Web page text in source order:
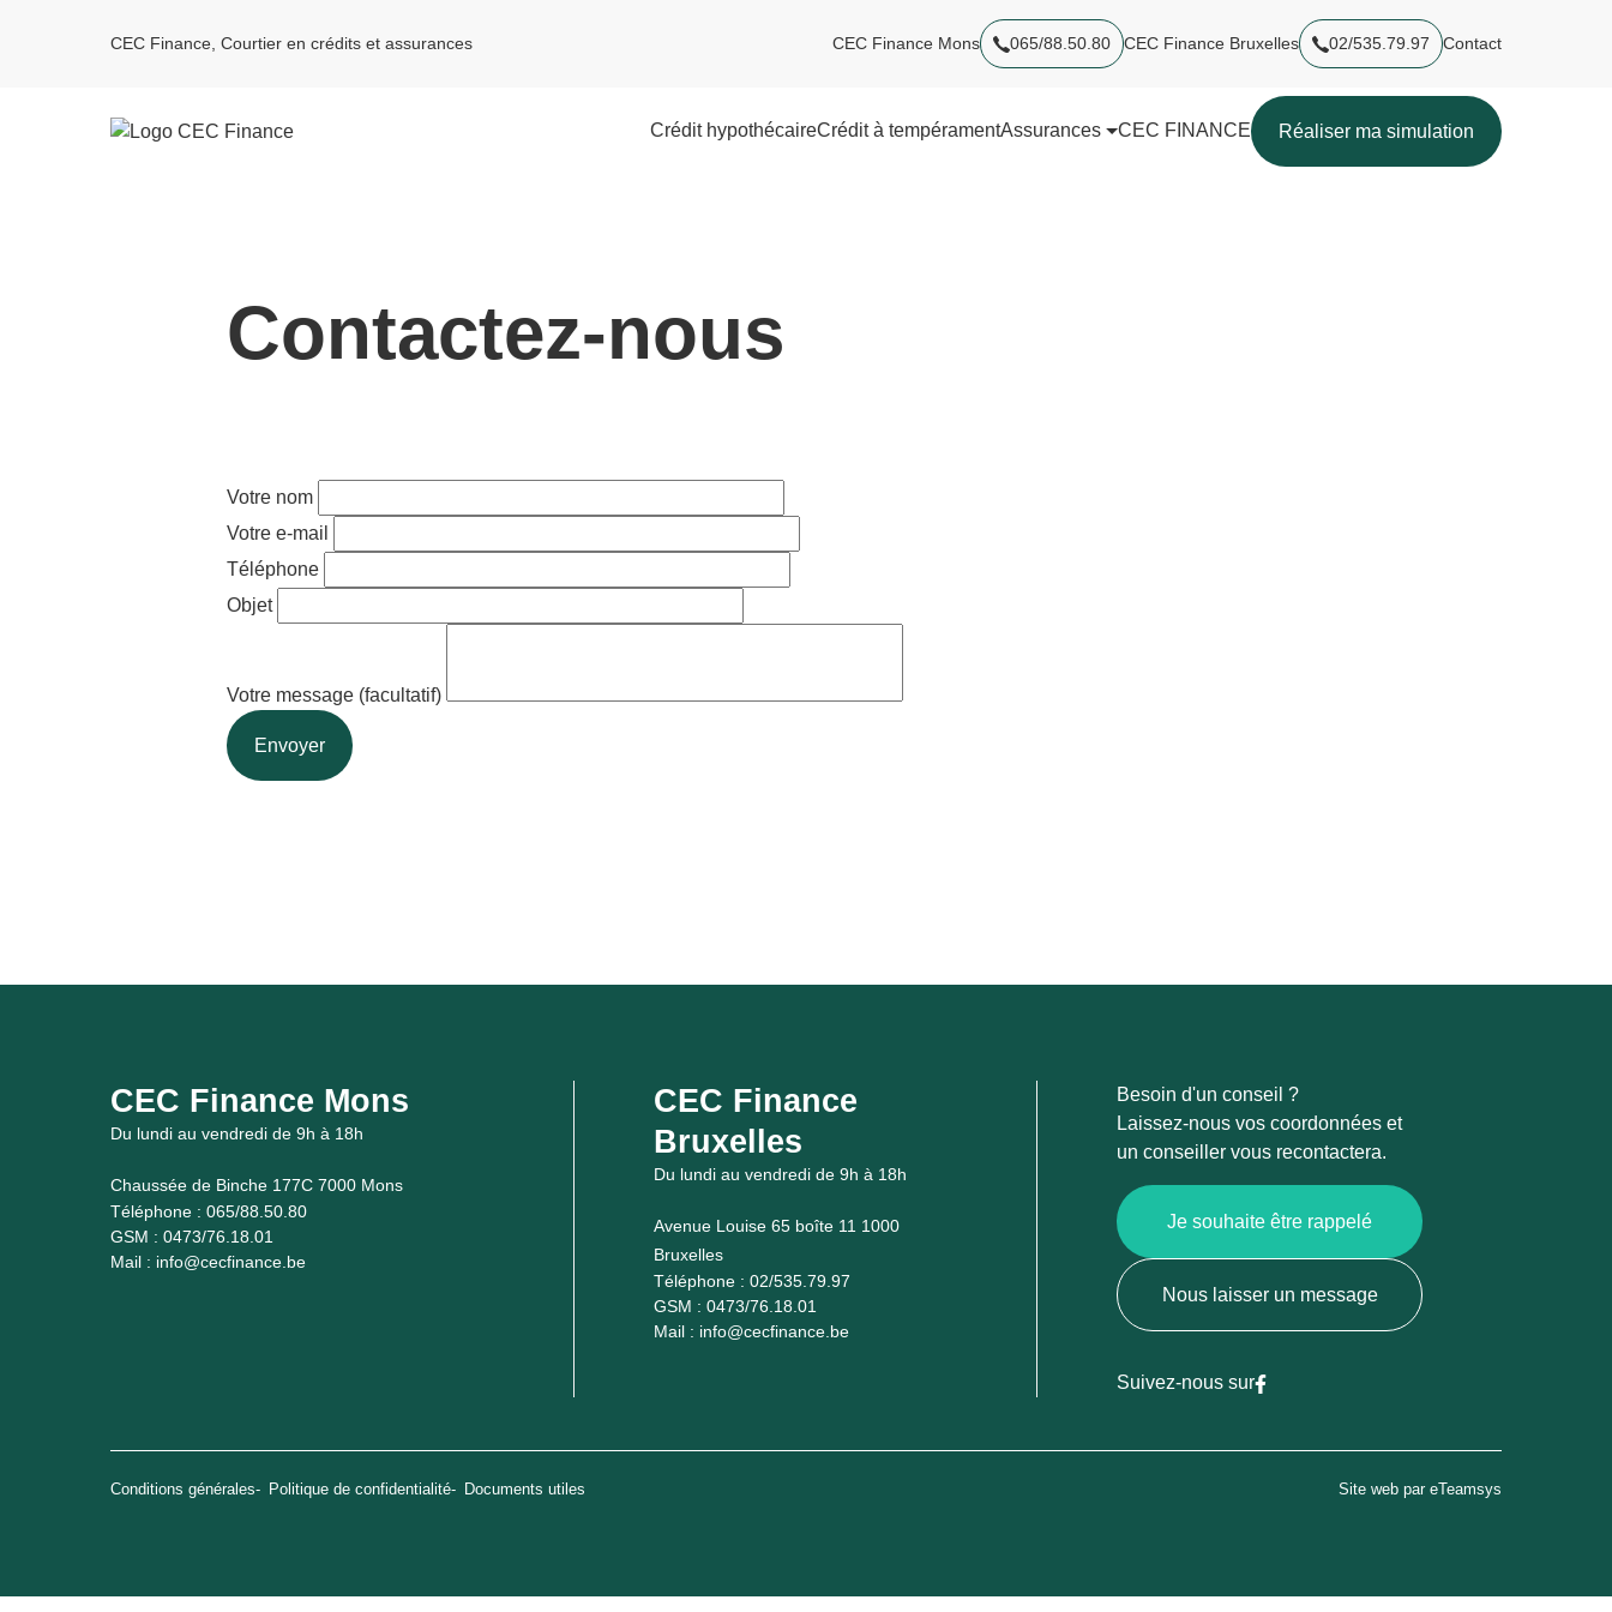
CEC Finance, Courtier en crédits et assurances CEC Finance Mons 065/88.50.80 CEC Finance Bruxelles 02/535.79.97 Contact
Crédit hypothécaireCrédit à tempéramentAssurances CEC FINANCE Réaliser ma simulation
Contactez-nous
Votre nom
Votre e-mail
Téléphone
Objet
Votre message (facultatif)
Envoyer
CEC Finance Mons
Du lundi au vendredi de 9h à 18h
Chaussée de Binche 177C 7000 Mons
Téléphone : 065/88.50.80
GSM : 0473/76.18.01
Mail : info@cecfinance.be
CEC Finance
Bruxelles
Du lundi au vendredi de 9h à 18h
Avenue Louise 65 boîte 11 1000
Bruxelles
Téléphone : 02/535.79.97
GSM : 0473/76.18.01
Mail : info@cecfinance.be
Besoin d'un conseil ?
Laissez-nous vos coordonnées et
un conseiller vous recontactera.
Je souhaite être rappelé
Nous laisser un message
Suivez-nous sur
Conditions générales Politique de confidentialité Documents utiles Site web par eTeamsys